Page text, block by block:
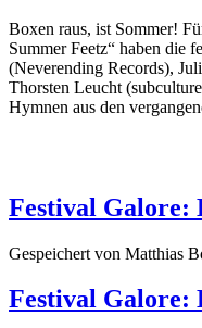
Boxen raus, ist Sommer!
Summer Feetz“ haben die
(Neverending Records),
Thorsten Leucht
Hymnen aus den
Festival Galore:
Gespeichert von Matthias
Festival Galore: